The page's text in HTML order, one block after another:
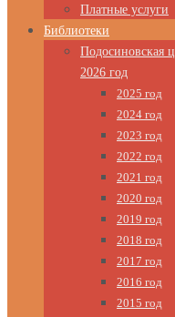
Платные услуги
Библиотеки
Подосиновская
2026 год
2025 год
2024 год
2023 год
2022 год
2021 год
2020 год
2019 год
2018 год
2017 год
2016 год
2015 год